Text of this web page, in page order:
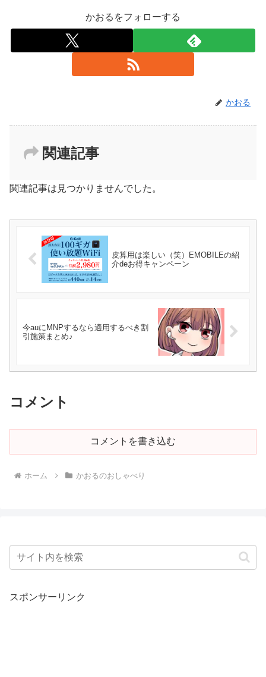
かおるをフォローする
かおる
関連記事
関連記事は見つかりませんでした。
皮算用は楽しい（笑）EMOBILEの紹
介deお得キャンペーン
今auにMNPするなら適用するべき割
引施策まとめ♪
コメント
コメントを書き込む
ホーム かおるのおしゃべり
スポンサーリンク